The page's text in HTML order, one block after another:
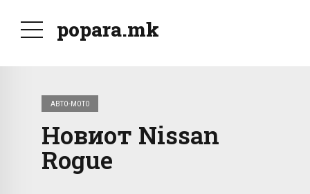
popara.mk
АВТО-МОТО
Новиот Nissan
Rogue